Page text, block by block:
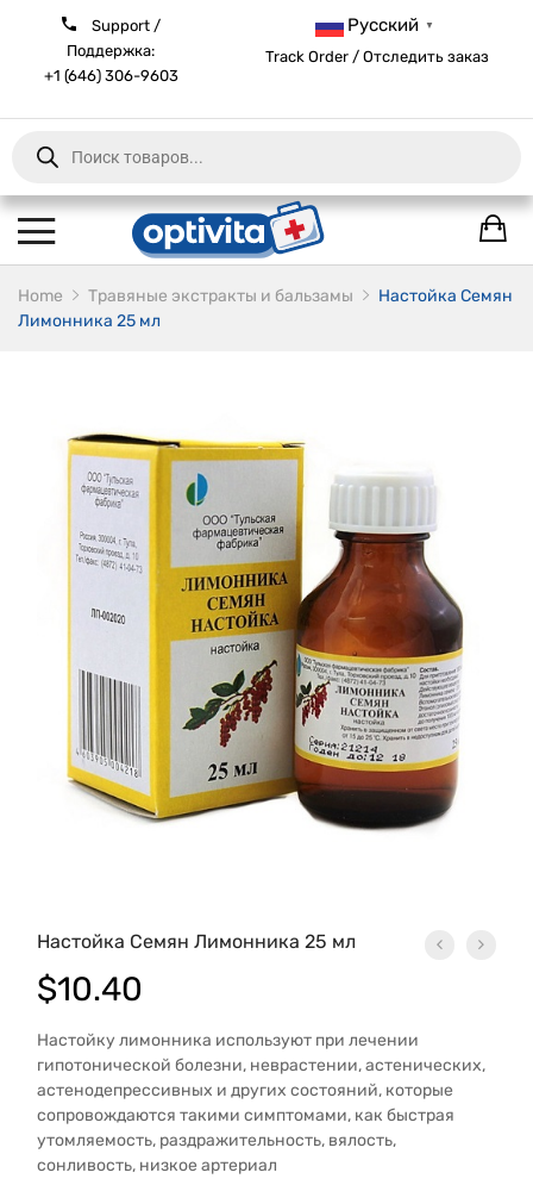
Support /
Поддержка:
+1 (646) 306-9603
Русский ▼
Track Order / Отследить заказ
Products
search
Home Травяные экстракты и бальзамы
Настойка Семян
Лимонника 25 мл
Настойка Семян Лимонника 25 мл
$10.40
Настойку лимонника используют при лечении
гипотонической болезни, неврастении, астенических,
астенодепрессивных и других состояний, которые
сопровождаются такими симптомами, как быстрая
утомляемость, раздражительность, вялость,
сонливость, низкое артериал